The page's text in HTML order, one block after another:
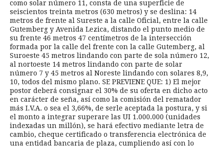
como solar número 11, consta de una superficie de
seiscientos treinta metros (630 metros) y se deslina: 14
metros de frente al Sureste a la calle Oficial, entre la calle
Gutemberg y Avenida Lezica, distando el punto medio de
su frente 46 metros 47 centímetros de la intersección
formada por la calle del frente con la calle Gutemberg, al
Suroeste 45 metros lindando con parte de sola número 12,
al nortoeste 14 metros lindando con parte de solar
número 7 y 45 metros al Noreste lindando con solares 8,9,
10, todos del mismo plano. SE PREVIENE QUE: 1) El mejor
postor deberá consignar el 30% de su oferta en dicho acto
en carácter de seña, así como la comisión del rematador
más I.V.A. o sea el 3,66%, de serle aceptada la postura, y si
el monto a integrar superare las UI 1.000.000 (unidades
indexadas un millón), se hará efectivo mediante letra de
cambio, cheque certificado o transferencia electrónica de
una entidad bancaria de plaza, cumpliendo así con lo